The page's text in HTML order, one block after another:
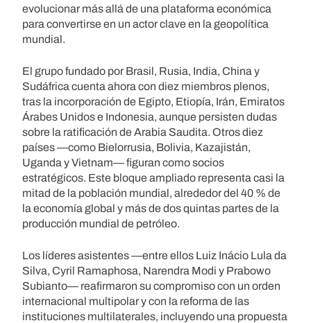
evolucionar más allá de una plataforma económica
para convertirse en un actor clave en la geopolítica
mundial.
El grupo fundado por Brasil, Rusia, India, China y
Sudáfrica cuenta ahora con diez miembros plenos,
tras la incorporación de Egipto, Etiopía, Irán, Emiratos
Árabes Unidos e Indonesia, aunque persisten dudas
sobre la ratificación de Arabia Saudita. Otros diez
países —como Bielorrusia, Bolivia, Kazajistán,
Uganda y Vietnam— figuran como socios
estratégicos. Este bloque ampliado representa casi la
mitad de la población mundial, alrededor del 40 % de
la economía global y más de dos quintas partes de la
producción mundial de petróleo.
Los líderes asistentes —entre ellos Luiz Inácio Lula da
Silva, Cyril Ramaphosa, Narendra Modi y Prabowo
Subianto— reafirmaron su compromiso con un orden
internacional multipolar y con la reforma de las
instituciones multilaterales, incluyendo una propuesta